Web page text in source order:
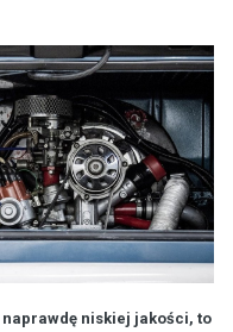
niskiej jakości, to